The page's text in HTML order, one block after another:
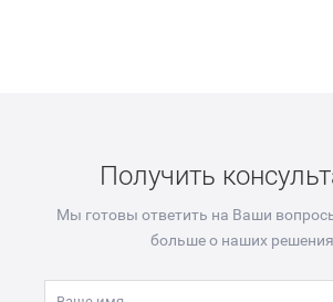
Получить
Мы готовы ответить на Ваши
больше о наших